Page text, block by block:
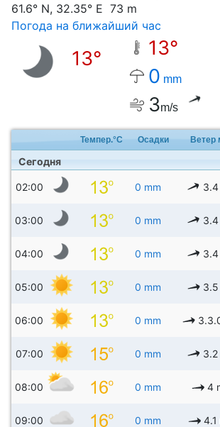
61.6° N, 32.35° E 73 m
Погода на ближайший час
13°
13°
0 mm
3m/s
Темпер.°C Осадки
Сегодня
02:00 0 mm
03:00 0 mm
04:00 0 mm
05:00 0 mm 3.5
06:00 0 mm
07:00 0 mm
08:00 0 mm 4
09:00 0 mm 4.1